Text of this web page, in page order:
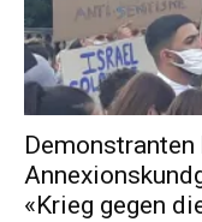
«Krieg gegen